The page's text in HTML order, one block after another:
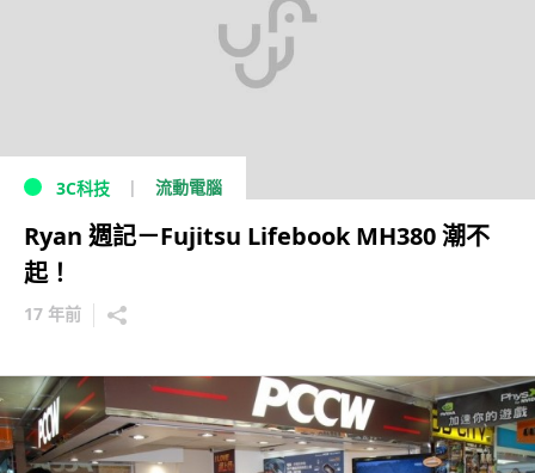
3C科技 流動電腦
Ryan 週記－Fujitsu Lifebook MH380 潮不
起！
17 年前